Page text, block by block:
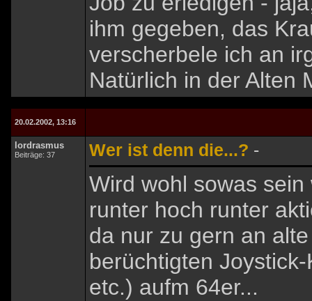
ihm gegeben, das
verscherbele ich an
Natürlich in der Alten
20.02.2002, 13:16
lordrasmus
Beiträge: 37 Wer ist denn die...? -
Wird wohl sowas
runter hoch runter
da nur zu gern an
berüchtigten
etc.) aufm 64er...